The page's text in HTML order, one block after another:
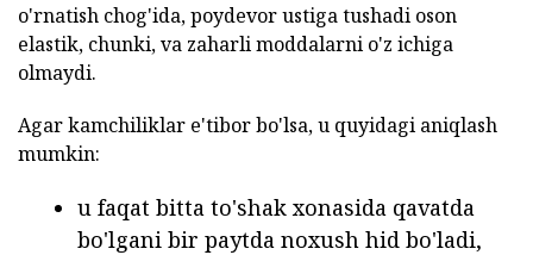
o'rnatish chog'ida, poydevor ustiga tushadi oson
elastik, chunki, va zaharli moddalarni o'z ichiga
olmaydi.
Agar kamchiliklar e'tibor bo'lsa, u quyidagi aniqlash
mumkin:
u faqat bitta to'shak xonasida qavatda
bo'lgani bir paytda noxush hid bo'ladi,